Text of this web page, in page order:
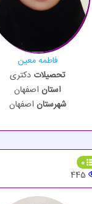
فاطمه معین
تحصیلات دکتری
استان اصفهان
شهرستان اصفهان
0